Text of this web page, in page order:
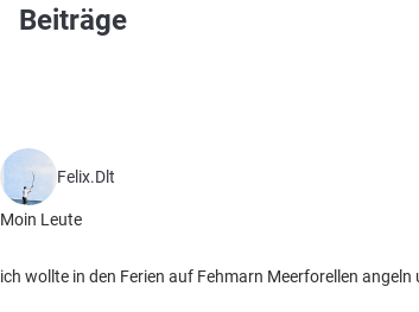
Beiträge
Felix.Dlt
Moin Leute
ich wollte in den Ferien auf Fehmarn Meerforellen